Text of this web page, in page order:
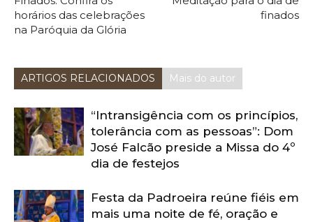
horários das celebrações
na Paróquia da Glória
finados
ARTIGOS RELACIONADOS Mais do autor
“Intransigência com os princípios,
tolerância com as pessoas”: Dom
José Falcão preside a Missa do 4º
dia de festejos
Festa da Padroeira reúne fiéis em
mais uma noite de fé, oração e